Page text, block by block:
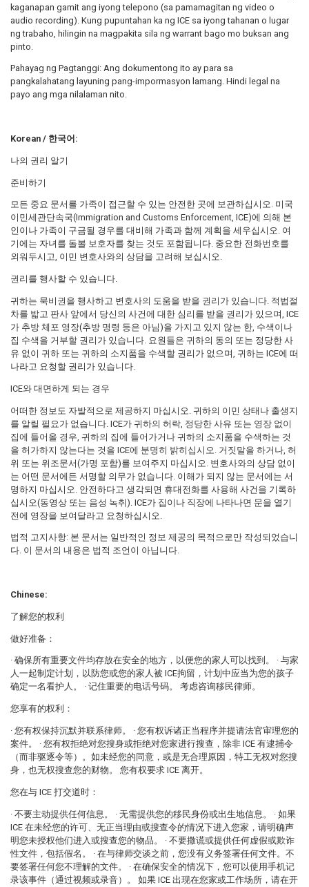
kaganapan gamit ang iyong telepono (sa pamamagitan ng video o
audio recording). Kung pupuntahan ka ng ICE sa iyong tahanan o lugar
ng trabaho, hilingin na magpakita sila ng warrant bago mo buksan ang
pinto.
Pahayag ng Pagtanggi: Ang dokumentong ito ay para sa
pangkalahatang layuning pang-impormasyon lamang. Hindi legal na
payo ang mga nilalaman nito.
Korean / 한국어:
나의 권리 알기
준비하기
모든 중요 문서를 가족이 접근할 수 있는 안전한 곳에 보관하십시오. 미국
이민세관단속국(Immigration and Customs Enforcement, ICE)에 의해 본
인이나 가족이 구금될 경우를 대비해 가족과 함께 계획을 세우십시오. 여
기에는 자녀를 돌볼 보호자를 찾는 것도 포함됩니다. 중요한 전화번호를
외워두시고, 이민 변호사와의 상담을 고려해 보십시오.
권리를 행사할 수 있습니다.
귀하는 묵비권을 행사하고 변호사의 도움을 받을 권리가 있습니다. 적법절
차를 밟고 판사 앞에서 당신의 사건에 대한 심리를 받을 권리가 있으며, ICE
가 추방 체포 영장(추방 명령 등은 아님)을 가지고 있지 않는 한, 수색이나
집 수색을 거부할 권리가 있습니다. 요원들은 귀하의 동의 또는 정당한 사
유 없이 귀하 또는 귀하의 소지품을 수색할 권리가 없으며, 귀하는 ICE에 떠
나라고 요청할 권리가 있습니다.
ICE와 대면하게 되는 경우
어떠한 정보도 자발적으로 제공하지 마십시오. 귀하의 이민 상태나 출생지
를 알릴 필요가 없습니다. ICE가 귀하의 허락, 정당한 사유 또는 영장 없이
집에 들어올 경우, 귀하의 집에 들어가거나 귀하의 소지품을 수색하는 것
을 허가하지 않는다는 것을 ICE에 분명히 밝히십시오. 거짓말을 하거나, 허
위 또는 위조문서(가명 포함)를 보여주지 마십시오. 변호사와의 상담 없이
는 어떤 문서에든 서명할 의무가 없습니다. 이해가 되지 않는 문서에는 서
명하지 마십시오. 안전하다고 생각되면 휴대전화를 사용해 사건을 기록하
십시오(동영상 또는 음성 녹취). ICE가 집이나 직장에 나타나면 문을 열기
전에 영장을 보여달라고 요청하십시오.
법적 고지사항: 본 문서는 일반적인 정보 제공의 목적으로만 작성되었습니
다. 이 문서의 내용은 법적 조언이 아닙니다.
Chinese:
了解您的权利
做好准备：
· 确保所有重要文件均存放在安全的地方，以便您的家人可以找到。 · 与家
人一起制定计划，以防您或您的家人被 ICE拘留，计划中应当为您的孩子
确定一名看护人。 · 记住重要的电话号码。 考虑咨询移民律师。
您享有的权利：
· 您有权保持沉默并联系律师。 · 您有权诉诸正当程序并提请法官审理您的
案件。 · 您有权拒绝对您搜身或拒绝对您家进行搜查，除非 ICE 有逮捕令
（而非驱逐令等）。如未经您的同意，或是无合理原因，特工无权对您搜
身，也无权搜查您的财物。 您有权要求 ICE 离开。
您在与 ICE 打交道时：
· 不要主动提供任何信息。 · 无需提供您的移民身份或出生地信息。 · 如果
ICE 在未经您的许可、无正当理由或搜查令的情况下进入您家，请明确声
明您未授权他们进入或搜查您的物品。 · 不要撒谎或提供任何虚假或欺诈
性文件，包括假名。 · 在与律师交谈之前，您没有义务签署任何文件。不
要签署任何您不理解的文件。 · 在确保安全的情况下，您可以使用手机记
录该事件（通过视频或录音）。 如果 ICE 出现在您家或工作场所，请在开